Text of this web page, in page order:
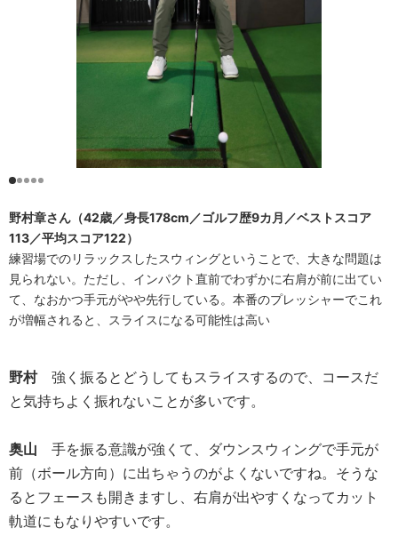
野村章さん（42歳／身長178cm／ゴルフ歴9カ月／ベストスコア
113／平均スコア122）
練習場でのリラックスしたスウィングということで、大きな問題は
見られない。ただし、インパクト直前でわずかに右肩が前に出てい
て、なおかつ手元がやや先行している。本番のプレッシャーでこれ
が増幅されると、スライスになる可能性は高い
野村強く振るとどうしてもスライスするので、コースだ
と気持ちよく振れないことが多いです。
奥山 手を振る意識が強くて、ダウンスウィングで手元が
前（ボール方向）に出ちゃうのがよくないですね。そうな
るとフェースも開きますし、右肩が出やすくなってカット
軌道にもなりやすいです。